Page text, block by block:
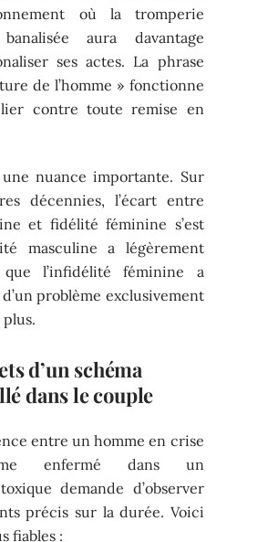
où la tromperie
aura davantage
ses actes. La phrase
de l’homme » fonctionne
contre toute remise en
nuance importante. Sur
décennies, l’écart entre
et fidélité féminine s’est
masculine a légèrement
l’infidélité féminine a
problème exclusivement
d’un schéma
dans le couple
entre un homme en crise
enfermé dans un
demande d’observer
précis sur la durée. Voici
fiables :